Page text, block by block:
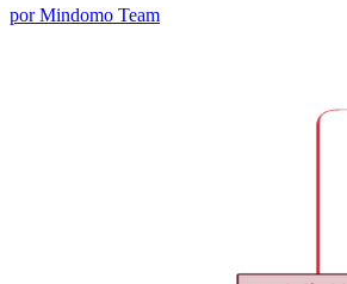
por Mindomo Team